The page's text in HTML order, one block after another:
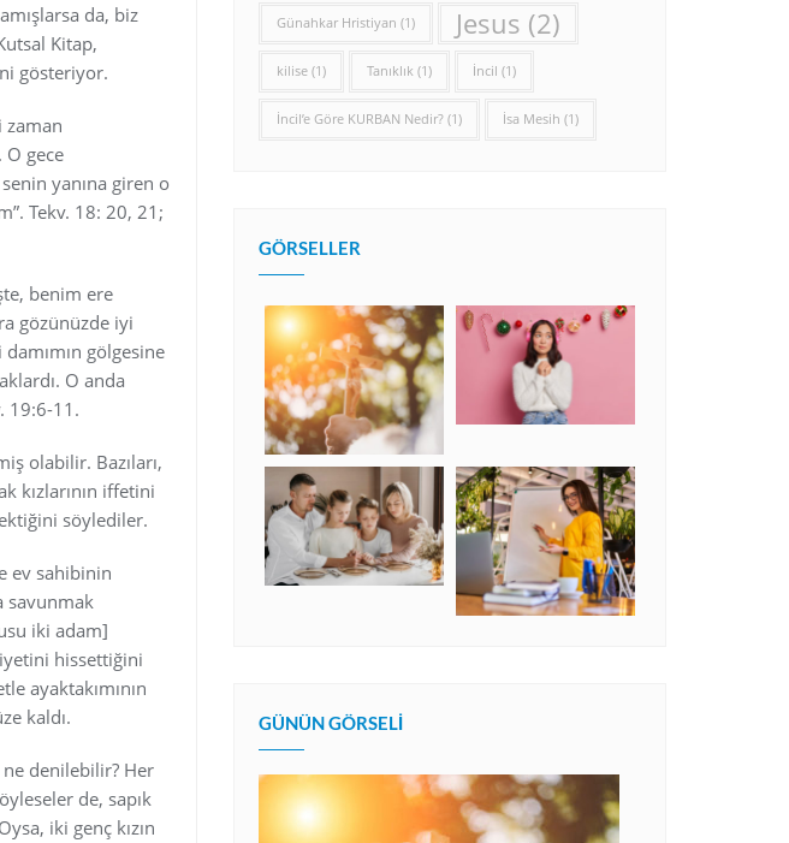
da, biz
Kitap,
gösteriyor.
zaman
gece
yanına giren o
Tekv. 18: 20, 21;
benim ere
gözünüzde iyi
gölgesine
O anda
19:6-11.
olabilir. Bazıları,
kızlarının iffetini
söylediler.
ev sahibinin
savunmak
iki adam]
hissettiğini
ayaktakımının
kaldı.
ne denilebilir? Her
de, sapık
iki genç kızın
Günahkar Hristiyan (1) Jesus (2)
kilise (1) Tanıklık (1) İncil (1)
İncil’e Göre KURBAN Nedir? (1) İsa Mesih (1)
GÖRSELLER
GÜNÜN GÖRSELI